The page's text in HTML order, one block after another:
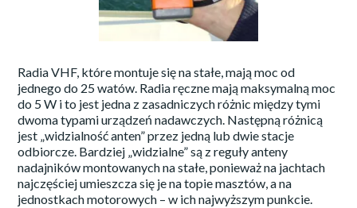
Radia VHF, które montuje się na stałe, mają moc od
jednego do 25 watów. Radia ręczne mają maksymalną moc
do 5 W i to jest jedna z zasadniczych różnic między tymi
dwoma typami urządzeń nadawczych. Następną różnicą
jest „widzialność anten” przez jedną lub dwie stacje
odbiorcze. Bardziej „widzialne” są z reguły anteny
nadajników montowanych na stałe, ponieważ na jachtach
najczęściej umieszcza się je na topie masztów, a na
jednostkach motorowych – w ich najwyższym punkcie.